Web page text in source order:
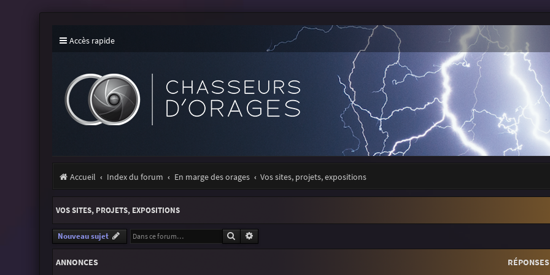
Accès rapide
Accueil Index du forum En marge des orages Vos sites, projets, expositions
VOS SITES, PROJETS, EXPOSITIONS
Nouveau sujet Rechercher
ANNONCES RÉPONSES